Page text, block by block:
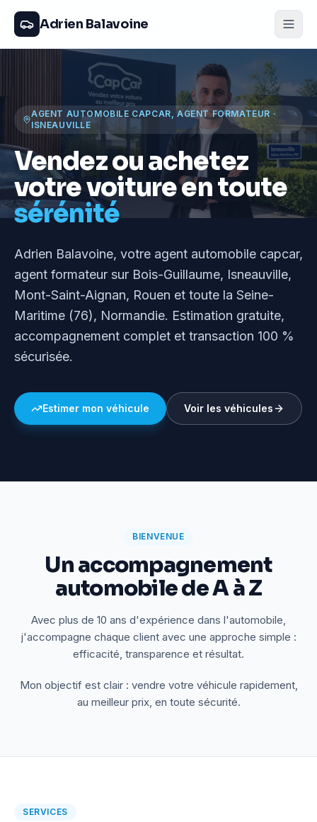
Adrien Balavoine
AGENT AUTOMOBILE CAPCAR, AGENT FORMATEUR ·
ISNEAUVILLE
Vendez ou achetez
votre voiture en toute
sérénité
Adrien Balavoine, votre agent automobile capcar,
agent formateur sur Bois-Guillaume, Isneauville,
Mont-Saint-Aignan, Rouen et toute la Seine-
Maritime (76), Normandie. Estimation gratuite,
accompagnement complet et transaction 100 %
sécurisée.
Estimer mon véhicule Voir les véhicules
BIENVENUE
Un accompagnement
automobile de A à Z
Avec plus de 10 ans d'expérience dans l'automobile,
j'accompagne chaque client avec une approche simple :
efficacité, transparence et résultat.
Mon objectif est clair : vendre votre véhicule rapidement,
au meilleur prix, en toute sécurité.
SERVICES